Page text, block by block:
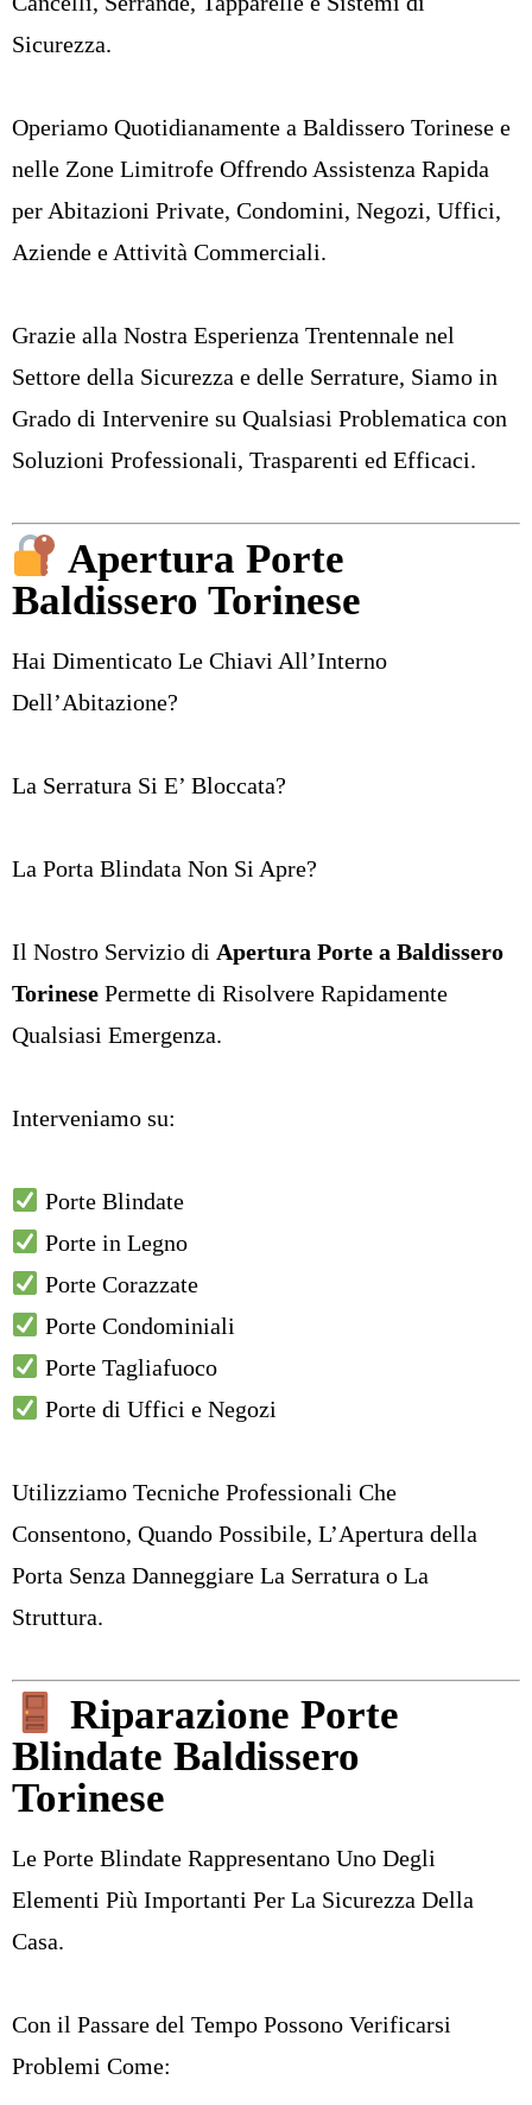
Sicurezza.
Operiamo Quotidianamente a Baldissero Torinese e
nelle Zone Limitrofe Offrendo Assistenza Rapida
per Abitazioni Private, Condomini, Negozi, Uffici,
Aziende e Attività Commerciali.
Grazie alla Nostra Esperienza Trentennale nel
Settore della Sicurezza e delle Serrature, Siamo in
Grado di Intervenire su Qualsiasi Problematica con
Soluzioni Professionali, Trasparenti ed Efficaci.
Apertura Porte
Baldissero Torinese
Hai Dimenticato Le Chiavi All’Interno
Dell’Abitazione?
La Serratura Si E’ Bloccata?
La Porta Blindata Non Si Apre?
Il Nostro Servizio di Apertura Porte a Baldissero
Torinese Permette di Risolvere Rapidamente
Qualsiasi Emergenza.
Interveniamo su:
Porte Blindate
Porte in Legno
Porte Corazzate
Porte Condominiali
Porte Tagliafuoco
Porte di Uffici e Negozi
Utilizziamo Tecniche Professionali Che
Consentono, Quando Possibile, L’Apertura della
Porta Senza Danneggiare La Serratura o La
Struttura.
Riparazione Porte
Blindate Baldissero
Torinese
Le Porte Blindate Rappresentano Uno Degli
Elementi Più Importanti Per La Sicurezza Della
Casa.
Con il Passare del Tempo Possono Verificarsi
Problemi Come: